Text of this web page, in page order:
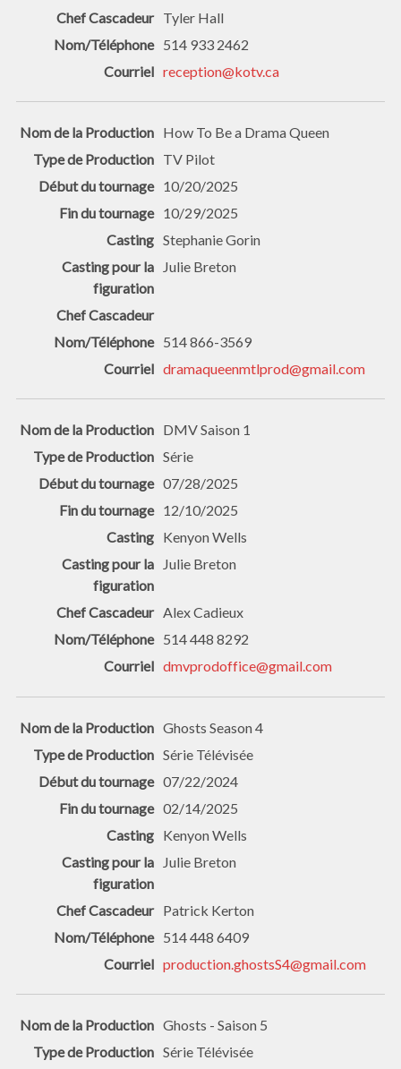
Tyler Hall
514 933 2462
reception@kotv.ca
How To Be a Drama Queen
TV Pilot
10/20/2025
10/29/2025
Stephanie Gorin
Julie Breton
514 866-3569
dramaqueenmtlprod@gmail.com
DMV Saison 1
Série
07/28/2025
12/10/2025
Kenyon Wells
Julie Breton
Alex Cadieux
514 448 8292
dmvprodoffice@gmail.com
Ghosts Season 4
Série Télévisée
07/22/2024
02/14/2025
Kenyon Wells
Julie Breton
Patrick Kerton
514 448 6409
production.ghostsS4@gmail.com
Ghosts - Saison 5
Série Télévisée